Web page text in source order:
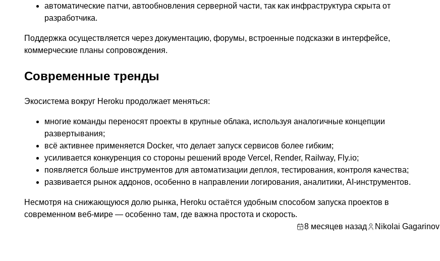
автоматические патчи, автообновления серверной части, так как инфраструктура скрыта от
разработчика.
Поддержка осуществляется через документацию, форумы, встроенные подсказки в интерфейсе,
коммерческие планы сопровождения.
Современные тренды
Экосистема вокруг Heroku продолжает меняться:
многие команды переносят проекты в крупные облака, используя аналогичные концепции
развертывания;
всё активнее применяется Docker, что делает запуск сервисов более гибким;
усиливается конкуренция со стороны решений вроде Vercel, Render, Railway, Fly.io;
появляется больше инструментов для автоматизации деплоя, тестирования, контроля качества;
развивается рынок аддонов, особенно в направлении логирования, аналитики, AI-инструментов.
Несмотря на снижающуюся долю рынка, Heroku остаётся удобным способом запуска проектов в
современном веб-мире — особенно там, где важна простота и скорость.
8 месяцев назад
Nikolai Gagarinov